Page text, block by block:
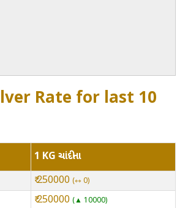
Rate for last 10
1 KG ચાંદીના
₹ 250000 ⇿ 0
₹ 250000 ▲ 10000